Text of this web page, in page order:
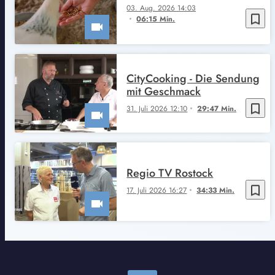
bookmark_border
03. Aug. 2026 14:03
06:15 Min.
bookmark_border
31. Juli 2026 12:10 29:47 Min.
CityCooking - Die Sendung
mit Geschmack
bookmark_border
17. Juli 2026 16:27 34:33 Min.
Regio TV Rostock